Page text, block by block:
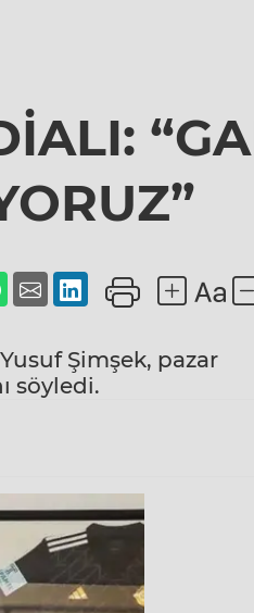
Şimşek, pazar
söyledi.